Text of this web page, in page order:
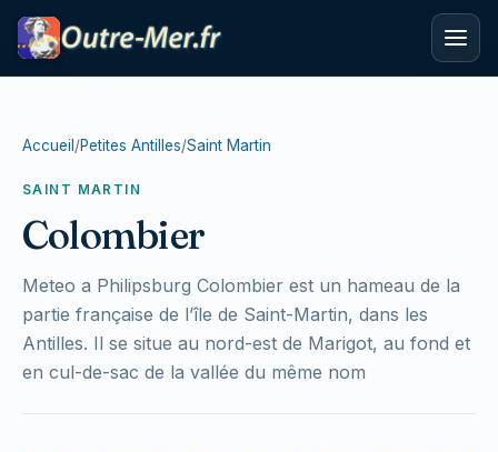
Accueil /Petites Antilles/Saint Martin
SAINT MARTIN
Colombier
Meteo a Philipsburg Colombier est un hameau de la
partie française de l’île de Saint-Martin, dans les
Antilles. Il se situe au nord-est de Marigot, au fond et
en cul-de-sac de la vallée du même nom